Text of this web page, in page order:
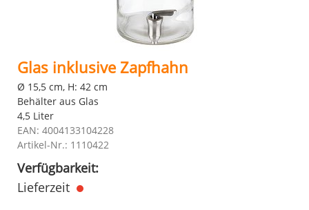
Glas inklusive Zapfhahn
Ø 15,5 cm, H: 42 cm
Behälter aus Glas
4,5 Liter
EAN: 4004133104228
Artikel-Nr.: 1110422
Verfügbarkeit:
Lieferzeit